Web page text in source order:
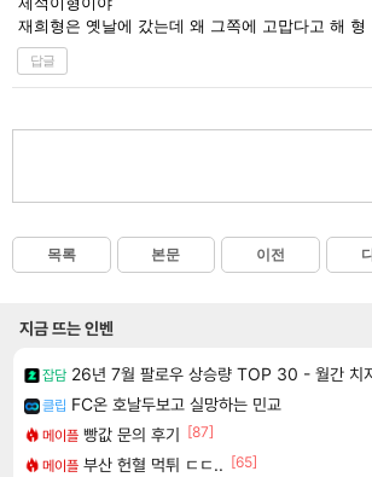
재희형은 옛날에 갔는데 왜 그쪽에 고맙다고 해 형
답글
목록 본문 이전
지금 뜨는 인벤
잡담 26년 7월 팔로우 상승량 TOP 30 - 월간 치
클립 FC온 호날두보고 실망하는 민교
메이플 빵값 문의 후기 [87]
메이플 부산 헌혈 먹튀 ㄷㄷ.. [65]